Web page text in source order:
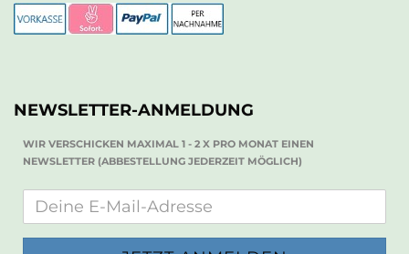
NEWSLETTER-ANMELDUNG
WIR VERSCHICKEN MAXIMAL 1 - 2 X PRO MONAT EINEN
NEWSLETTER (ABBESTELLUNG JEDERZEIT MÖGLICH)